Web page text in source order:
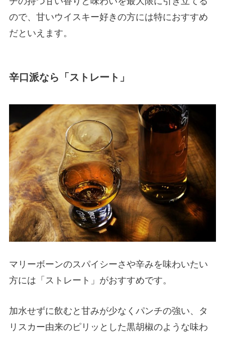
ので、甘いウイスキー好きの方には特におすすめ
だといえます。
辛口派なら「ストレート」
マリーボーンのスパイシーさや辛みを味わいたい
方には「ストレート」がおすすめです。
加水せずに飲むと甘みが少なくパンチの強い、タ
リスカー由来のピリッとした黒胡椒のような味わ